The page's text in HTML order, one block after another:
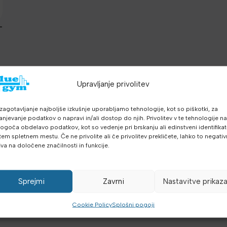
Upravljanje privolitev
najboljše izkušnje uporabljamo tehnologije, kot so piškotki, za
podatkov o napravi in/ali dostop do njih. Privolitev v te tehnologije
obdelavo podatkov, kot so vedenje pri brskanju ali edinstveni
spletnem mestu. Če ne privolite ali če privolitev prekličete, lahko to
na določene značilnosti in funkcije.
Sprejmi Zavrni Nastavitve prikaza
Cookie PolicySplošni pogoji